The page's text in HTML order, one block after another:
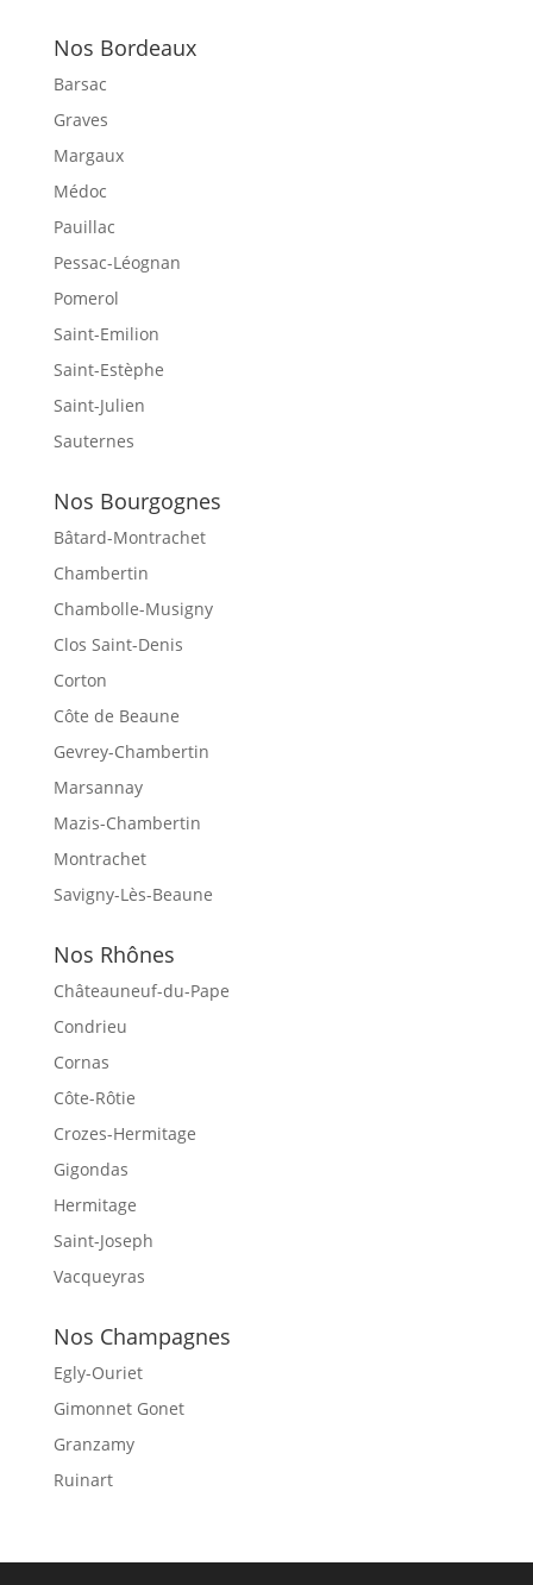
Nos Bordeaux
Barsac
Graves
Margaux
Médoc
Pauillac
Pessac-Léognan
Pomerol
Saint-Emilion
Saint-Estèphe
Saint-Julien
Sauternes
Nos Bourgognes
Bâtard-Montrachet
Chambertin
Chambolle-Musigny
Clos Saint-Denis
Corton
Côte de Beaune
Gevrey-Chambertin
Marsannay
Mazis-Chambertin
Montrachet
Savigny-Lès-Beaune
Nos Rhônes
Châteauneuf-du-Pape
Condrieu
Cornas
Côte-Rôtie
Crozes-Hermitage
Gigondas
Hermitage
Saint-Joseph
Vacqueyras
Nos Champagnes
Egly-Ouriet
Gimonnet Gonet
Granzamy
Ruinart